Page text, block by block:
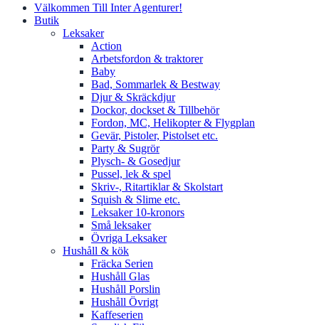
Välkommen Till Inter Agenturer!
Butik
Leksaker
Action
Arbetsfordon & traktorer
Baby
Bad, Sommarlek & Bestway
Djur & Skräckdjur
Dockor, dockset & Tillbehör
Fordon, MC, Helikopter & Flygplan
Gevär, Pistoler, Pistolset etc.
Party & Sugrör
Plysch- & Gosedjur
Pussel, lek & spel
Skriv-, Ritartiklar & Skolstart
Squish & Slime etc.
Leksaker 10-kronors
Små leksaker
Övriga Leksaker
Hushåll & kök
Fräcka Serien
Hushåll Glas
Hushåll Porslin
Hushåll Övrigt
Kaffeserien